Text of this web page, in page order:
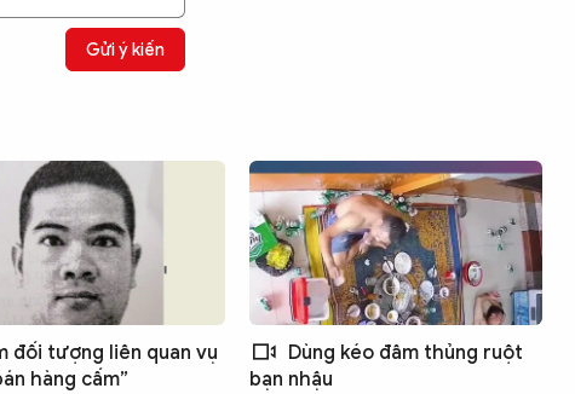
Tìm kiếm
Gửi ý kiến
đối tượng liên quan vụ
hàng cấm”
Dùng kéo đâm thủng ruột
bạn nhậu